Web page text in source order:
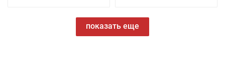
показать еще